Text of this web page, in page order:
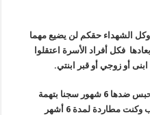
الشهداء حقكم لن يضيع مهما
فكل أفراد الأسرة اعتقلوا
أو زوجي أو قبر ابنتي.
وأكدت “زوجة البلتاجي” صدور حكم بالحبس ضدها 6 شهور سجنا بتهمة
الاعتداء على ضباط وحرس سجن العقرب وكنت مطاردة لمدة 6 أشهر